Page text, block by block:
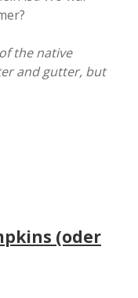
the native
and gutter, but
(oder